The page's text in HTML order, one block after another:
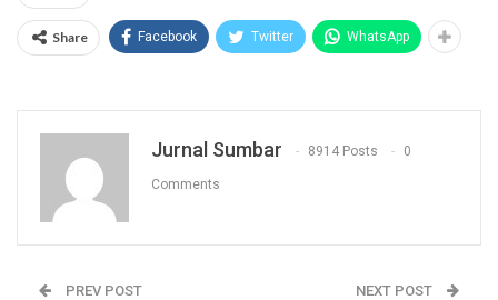
Share Facebook Twitter WhatsApp
Jurnal Sumbar 8914 Posts 0
Comments
PREV POST NEXT POST